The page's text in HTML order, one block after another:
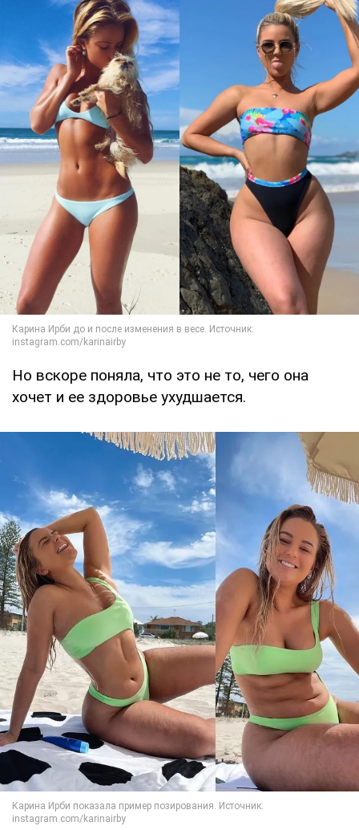
Но вскоре поняла, что это не то, чего она
хочет и ее здоровье ухудшается.